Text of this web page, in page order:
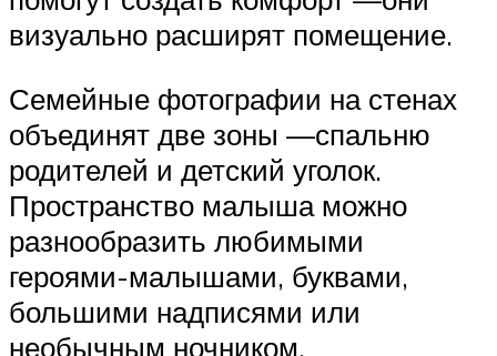
визуально расширят помещение.
Семейные фотографии на стенах
объединят две зоны —спальню
родителей и детский уголок.
Пространство малыша можно
разнообразить любимыми
героями-малышами, буквами,
большими надписями или
необычным ночником.